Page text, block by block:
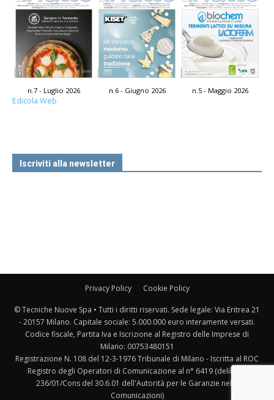
n.7 - Luglio 2026 n.6 - Giugno 2026 n.5 - Maggio 2026
Edicola Web
Iscriviti alla newsletter
Privacy Policy Cookie Policy
© Tecniche Nuove Spa • Tutti i diritti riservati. Sede legale: Via Eritrea 21
- 20157 Milano. Capitale sociale: 5.000.000 euro interamente versati.
Codice fiscale, Partita Iva e Iscrizione al Registro delle Imprese di
Milano: 00753480151
Registrazione N. 108 del 12-3-1976 Tribunale di Milano - Iscritta al ROC
Registro degli Operatori di Comunicazione al n° 6419 (delibera
236/01/Cons del 30.6.01 dell'Autorità per le Garanzie nelle
Comunicazioni)